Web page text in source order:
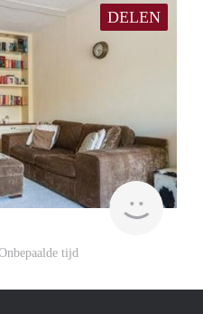
DELEN
Woning
tijd